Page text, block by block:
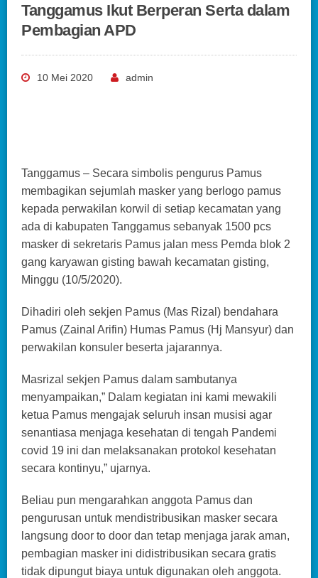
Tanggamus Ikut Berperan Serta dalam
Pembagian APD
10 Mei 2020 admin
Tanggamus – Secara simbolis pengurus Pamus
membagikan sejumlah masker yang berlogo pamus
kepada perwakilan korwil di setiap kecamatan yang
ada di kabupaten Tanggamus sebanyak 1500 pcs
masker di sekretaris Pamus jalan mess Pemda blok 2
gang karyawan gisting bawah kecamatan gisting,
Minggu (10/5/2020).
Dihadiri oleh sekjen Pamus (Mas Rizal) bendahara
Pamus (Zainal Arifin) Humas Pamus (Hj Mansyur) dan
perwakilan konsuler beserta jajarannya.
Masrizal sekjen Pamus dalam sambutanya
menyampaikan,” Dalam kegiatan ini kami mewakili
ketua Pamus mengajak seluruh insan musisi agar
senantiasa menjaga kesehatan di tengah Pandemi
covid 19 ini dan melaksanakan protokol kesehatan
secara kontinyu,” ujarnya.
Beliau pun mengarahkan anggota Pamus dan
pengurusan untuk mendistribusikan masker secara
langsung door to door dan tetap menjaga jarak aman,
pembagian masker ini didistribusikan secara gratis
tidak dipungut biaya untuk digunakan oleh anggota.